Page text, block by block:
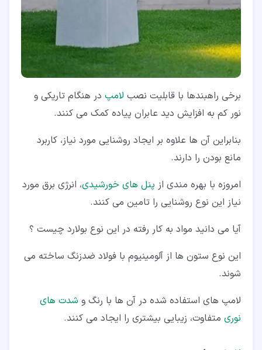
برخی راهبندها با قابلیت نصب لامپ در هنگام تاریکی و
نور کم به افزایش دید عابران پیاده کمک می کنند.
بنابراین آن ها علاوه بر ایجاد روشنایی مورد نیاز، کاربرد
مانع بودن را دارند.
امروزه با بهره مندی از پنل های خورشیدی، انرژی برق مورد
نیاز این نوع روشنایی را تامین می کنند.
آیا می دانید مواد به کار رفته در این نوع بولارد چیست ؟
این نوع ستون ها از آلومینیوم با فولاد ضدزنگ ساخته می
شوند.
لامپ های استفاده شده در آن ها با رنگ و شدت های
نوری متفاوت، زیبایی بیشتری را ایجاد می کنند.